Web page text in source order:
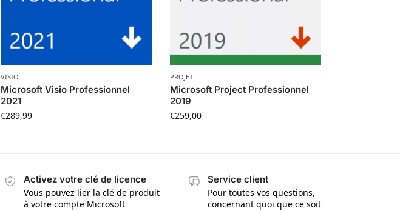
VISIO
Microsoft Visio Professionnel
2021
€289,99
PROJET
Microsoft Project Professionnel
2019
€259,00
Activez votre clé de licence
Vous pouvez lier la clé de produit
à votre compte Microsoft
Service client
Pour toutes vos questions,
concernant quoi que ce soit